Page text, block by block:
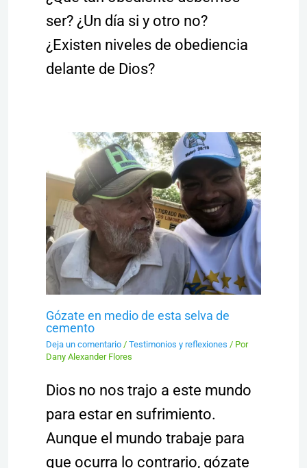
ser? ¿Un día si y otro no?
¿Existen niveles de obediencia
delante de Dios?
Gózate en medio de esta selva de
cemento
Deja un comentario / Testimonios y reflexiones / Por
Dany Alexander Flores
Dios no nos trajo a este mundo
para estar en sufrimiento.
Aunque el mundo trabaje para
que ocurra lo contrario, gózate